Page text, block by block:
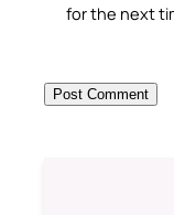
for the next